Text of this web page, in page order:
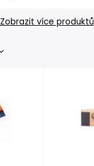
Zobrazit více produktů